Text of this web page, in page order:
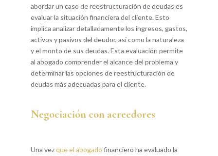
abordar un caso de reestructuración de deudas es
evaluar la situación financiera del cliente. Esto
implica analizar detalladamente los ingresos, gastos,
activos y pasivos del deudor, así como la naturaleza
y el monto de sus deudas. Esta evaluación permite
al abogado comprender el alcance del problema y
determinar las opciones de reestructuración de
deudas más adecuadas para el cliente.
Negociación con acreedores
Una vezque el abogado financiero ha evaluado la